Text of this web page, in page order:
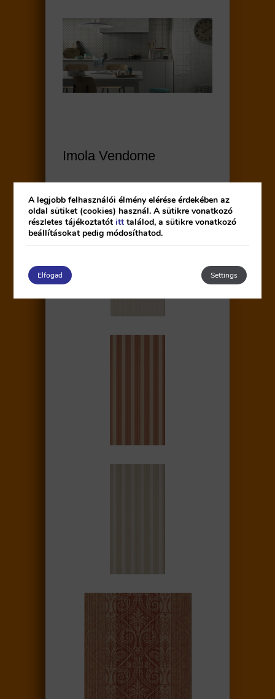
Imola Vendome
A legjobb felhasználói élmény elérése érdekében az
oldal sütiket (cookies) használ. A sütikre vonatkozó
részletes tájékoztatótitt találod, a sütikre vonatkozó
beállításokat pedig módosíthatod.
Elfogad Settings